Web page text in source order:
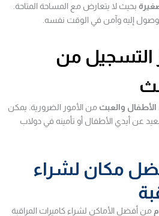
بحيث لا يتعارض مع المساحة المتاحة.
إليه وآمن في الوقت نفسه.
التسجيل من
والعبث من الأمور الضرورية. يمكن
عن أيدي الأطفال أو تأمينه في دولاب
مكان لشراء
من أفضل الأماكن لشراء كاميرات المراقبة